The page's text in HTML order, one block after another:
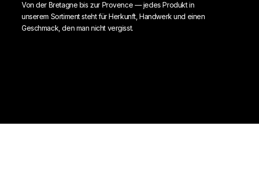
Von der Bretagne bis zur Provence — jedes Produkt in
unserem Sortiment steht für Herkunft, Handwerk und einen
Geschmack, den man nicht vergisst.